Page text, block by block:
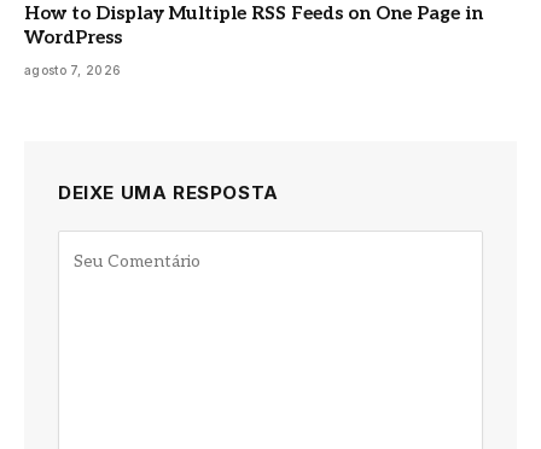
How to Display Multiple RSS Feeds on One Page in
WordPress
agosto 7, 2026
DEIXE UMA RESPOSTA